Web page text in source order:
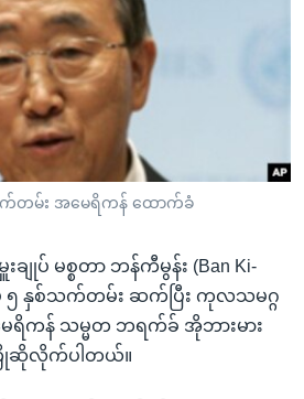
အလက်များ
မ်း အမေရိကန် ထောက်ခံ
ျုပ် မစ္စတာ ဘန်ကီမွန်း (Ban Ki-
၅ နှစ်သက်တမ်း ဆက်ပြီး ကုလသမဂ္ဂ
ရိကန် သမ္မတ ဘရက်ခ် အိုဘားမား
ကြိုဆိုလိုက်ပါတယ်။